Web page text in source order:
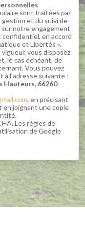
sont traitées par
gestion et du suivi de
notre engagement
en accord
et Libertés ».
vous disposez
le cas échéant, de
Vous pouvez
l’adresse suivante :
Hauteurs, 66260
, en précisant
en joignant une copie
Les règles de
de Google